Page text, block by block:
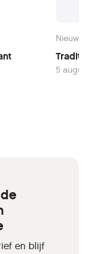
Nieuws
5
en blijf